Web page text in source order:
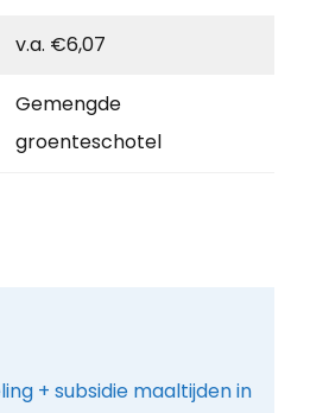
v.a. €6,07
Gemengde
groenteschotel
+ subsidie maaltijden in